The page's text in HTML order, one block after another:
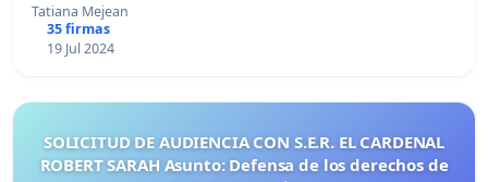
Tatiana Mejean
35 firmas
19 Jul 2024
SOLICITUD DE AUDIENCIA CON S.E.R. EL CARDENAL
ROBERT SARAH Asunto: Defensa de los derechos de